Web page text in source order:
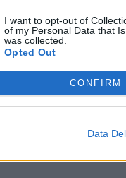
I want to opt-out of
of my Personal Data that
was collected.
Opted Out
CONFIRM
Data
fichaje de
aclarando,